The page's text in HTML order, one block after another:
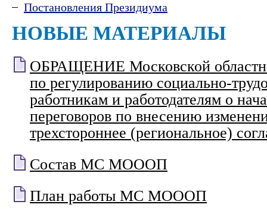
Постановления Президиума
НОВЫЕ МАТЕРИАЛЫ
ОБРАЩЕНИЕ Московской
по регулированию социально-
работникам и работодателям о
переговоров по внесению
трехстороннее (региональное)
Состав МС МОООП
План работы МС МОООП